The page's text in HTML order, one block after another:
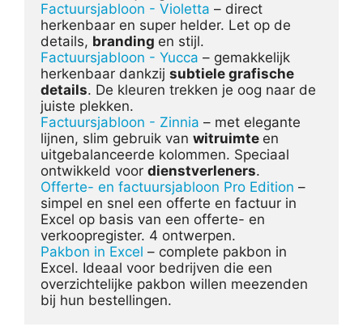
Factuursjabloon - Violetta – direct
herkenbaar en super helder. Let op de
details, branding
Factuursjabloon - Yucca – gemakkelijk
herkenbaar dankzij subtiele grafische
details. De kleuren trekken je oog naar de
Factuursjabloon - Zinnia – met elegante
lijnen, slim gebruik van witruimte en
uitgebalanceerde kolommen. Speciaal
ontwikkeld voor dienstverleners
Offerte- en factuursjabloon Pro Edition –
simpel en snel een offerte en factuur in
Excel op basis van een offerte- en
Pakbon in Excel – complete pakbon in
Excel. Ideaal voor bedrijven die een
overzichtelijke pakbon willen meezenden
bij hun bestellingen.